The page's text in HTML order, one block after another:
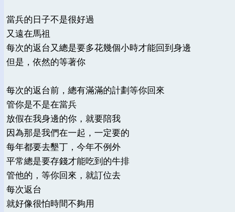
當兵的日子不是很好過
又遠在馬祖
每次的返台又總是要多花幾個小時才能回到身邊
但是，依然的等著你
每次的返台前，總有滿滿的計劃等你回來
管你是不是在當兵
放假在我身邊的你，就要陪我
因為那是我們在一起，一定要的
每年都要去墾丁，今年不例外
平常總是要存錢才能吃到的牛排
管他的，等你回來，就訂位去
每次返台
就好像很怕時間不夠用